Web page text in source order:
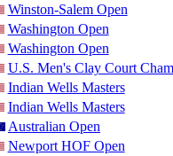
Winston-Salem Open
Washington Open
Washington Open
U.S. Men's Clay Court
Indian Wells Masters
Indian Wells Masters
Australian Open
Newport HOF Open